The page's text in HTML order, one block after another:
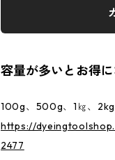
容量が多いとお得に
100g、500g、1㎏、2kg
https://
2477